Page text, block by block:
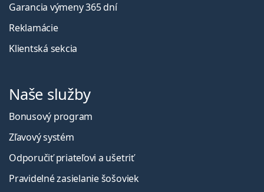
Garancia výmeny 365 dní
Reklamácie
Klientská sekcia
Naše služby
Bonusový program
Zľavový systém
Odporučiť priateľovi a ušetriť
Pravidelné zasielanie šošoviek